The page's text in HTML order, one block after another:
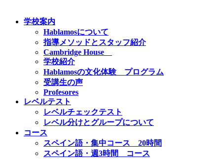
学校案内
Hablamosについて
指導メソッドとスタッフ紹介
Cambridge House
学校紹介
Hablamosの文化体験 プログラム
受講生の声
Profesores
レベルテスト
レベルチェックテスト
レベル分けとグループについて
コース
スペイン語・集中コース 20時間
スペイン語・週3時間 コース